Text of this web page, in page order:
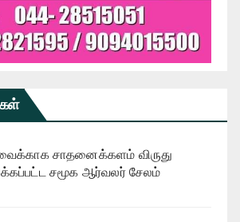
சாதனைக்களம் விருது
சமூக ஆர்வலர் சேலம்